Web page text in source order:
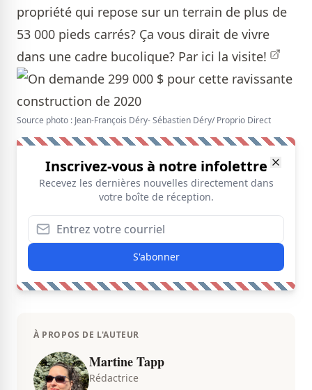
propriété qui repose sur un terrain de plus de
53 000 pieds carrés? Ça vous dirait de vivre
dans une cadre bucolique? Par ici la visite!
Source photo : Jean-François Déry- Sébastien Déry/ Proprio Direct
Inscrivez-vous à notre infolettre
Recevez les dernières nouvelles directement dans
votre boîte de réception.
S'abonner
À PROPOS DE L'AUTEUR
Martine Tapp
Rédactrice